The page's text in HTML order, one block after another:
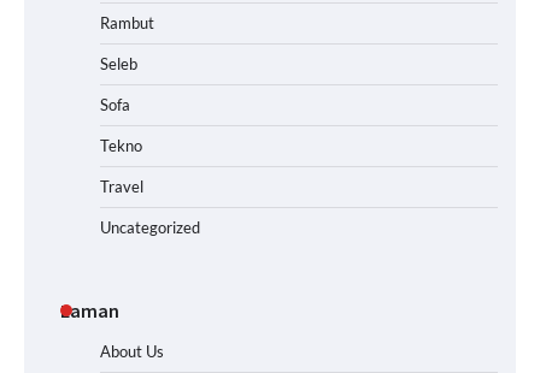
Rambut
Seleb
Sofa
Tekno
Travel
Uncategorized
Laman
About Us